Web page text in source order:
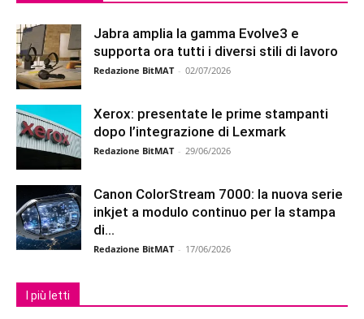
Jabra amplia la gamma Evolve3 e
supporta ora tutti i diversi stili di lavoro
Redazione BitMAT - 02/07/2026
Xerox: presentate le prime stampanti
dopo l’integrazione di Lexmark
Redazione BitMAT - 29/06/2026
Canon ColorStream 7000: la nuova serie
inkjet a modulo continuo per la stampa
di...
Redazione BitMAT - 17/06/2026
I più letti